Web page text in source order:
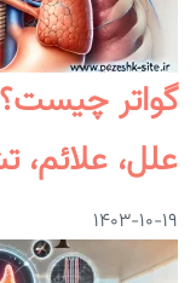
گواتر
علل،
۱۴۰۳-۱۰-۱۹